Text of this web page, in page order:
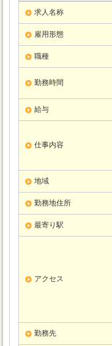
求人名称
雇用形態
職種
勤務時間
給与
仕事内容
地域
勤務地住所
最寄り駅
アクセス
勤務先